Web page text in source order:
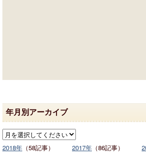
年月別アーカイブ
2018年 （58記事） 2017年 （86記事）